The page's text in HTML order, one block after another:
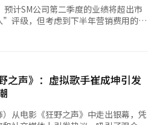
（音）表示，今年上半年地缘政治风
娱乐板块持续遭市场冷落，股价不断
仁海（音）则指出，娱乐行业市盈率
至目前12至22倍，主要受AI投资热
收入中的分成比例更高，削弱公司的
代艺人巡演对利润的贡献更大，但目前
此同时，此前推动娱乐股上涨的中国
，也令市场情绪进一步降温。
音）表示，尽管今年上半年唱片、演
。WATERBOMB延续其特色玩法，观
音乐演出中融入泼水互动，打造打破
阵容外，本届活
兼DJ Diplo，以及Nghtmre、
觉演出，提升现场沉浸感，并推出多
置丰富的
餐饮及休息区域等配套设施，为观众
办方表示，本届活动将音乐演出、时
机融合，打造综合性文化节庆活动，
运营，让观众从多个维度享受夏日节
计SM公司第二季度的业绩将超出市
评级，但考虑到下半年营销费用的增
秀珍表
度‘愿望烘焙’的预售量出货，以及现
MD销售等都对业绩产生了积极影
和EXO等高年限IP的活动集中，预计
之声》：虚拟歌手崔成坤引发
从电影《狂野之声》中走出银幕，凭